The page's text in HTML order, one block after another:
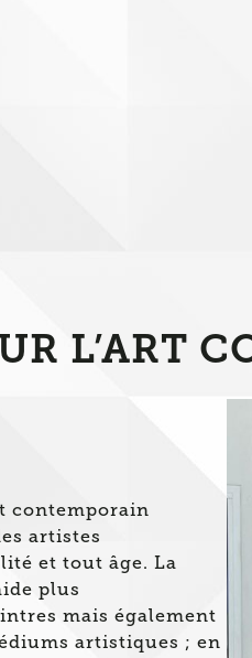
L’ART
contemporain
artistes
et tout âge. La
plus
mais également
artistiques ; en